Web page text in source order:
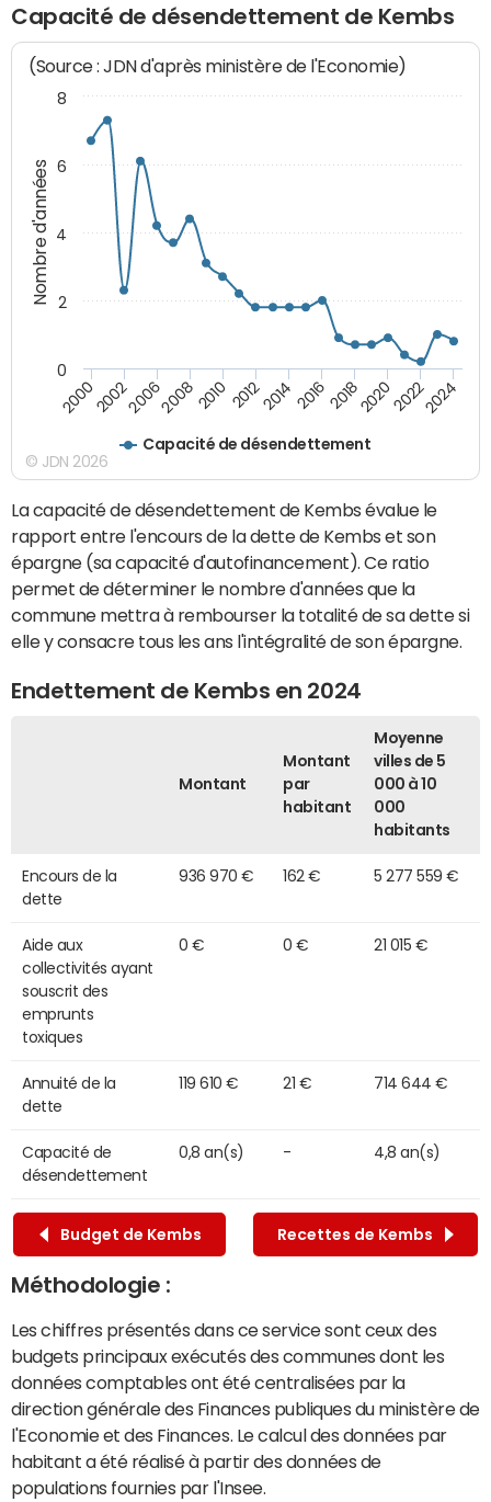
Capacité de désendettement de Kembs
Nombre d'années
(Source : JDN d'après ministère de l'Economie)
Capacité de désendettement
20002002200620082010 2012201420162018202020222024
0
2
4
6
8
© JDN 2026
La capacité de désendettement de Kembs évalue le
rapport entre l'encours de la dette de Kembs et son
épargne (sa capacité d'autofinancement). Ce ratio
permet de déterminer le nombre d'années que la
commune mettra à rembourser la totalité de sa dette si
elle y consacre tous les ans l'intégralité de son épargne.
Endettement de Kembs en 2024
Montant
Montant
par
habitant
Moyenne
villes de 5
000 à 10
000
habitants
Encours de la
dette
936 970 € 162 € 5 277 559 €
Aide aux
collectivités ayant
souscrit des
emprunts
toxiques
0 € 0 € 21 015 €
Annuité de la
dette
119 610 € 21 € 714 644 €
Capacité de
désendettement
0,8 an(s) - 4,8 an(s)
Budget de Kembs Recettes de Kembs
Méthodologie :
Les chiffres présentés dans ce service sont ceux des
budgets principaux exécutés des communes dont les
données comptables ont été centralisées par la
direction générale des Finances publiques du ministère de
l'Economie et des Finances. Le calcul des données par
habitant a été réalisé à partir des données de
populations fournies par l'Insee.